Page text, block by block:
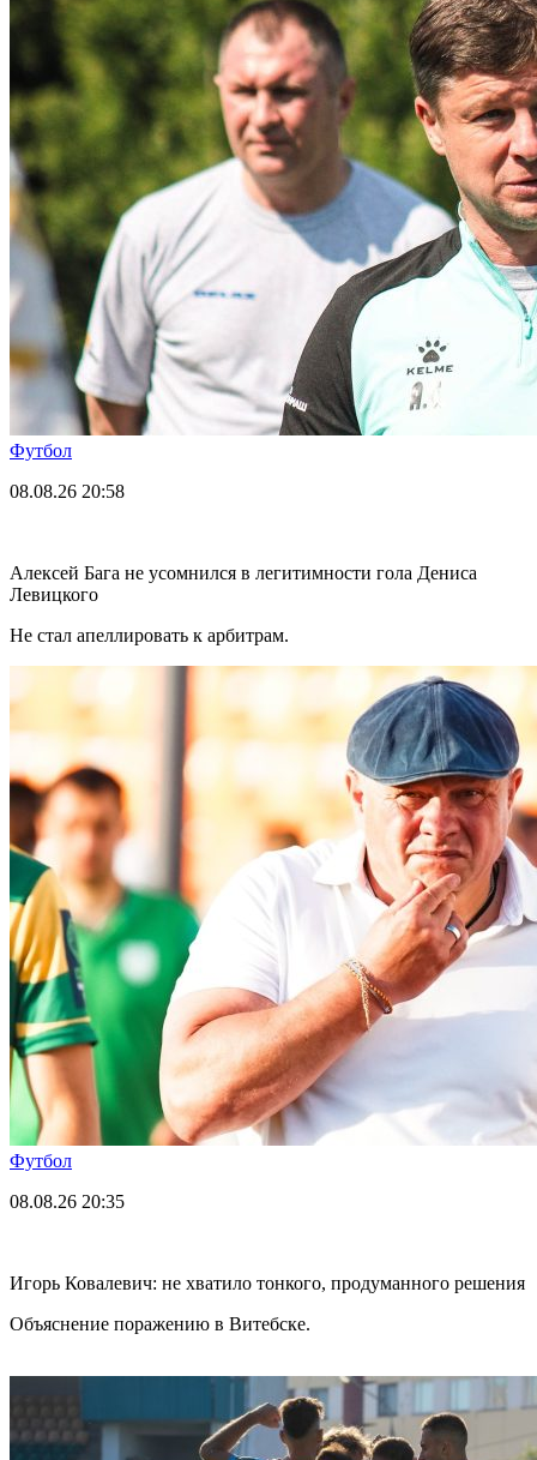
Футбол
08.08.26 20:58
Алексей Бага не усомнился в легитимности гола Дениса
Левицкого
Не стал апеллировать к арбитрам.
Футбол
08.08.26 20:35
Игорь Ковалевич: не хватило тонкого, продуманного решения
Объяснение поражению в Витебске.